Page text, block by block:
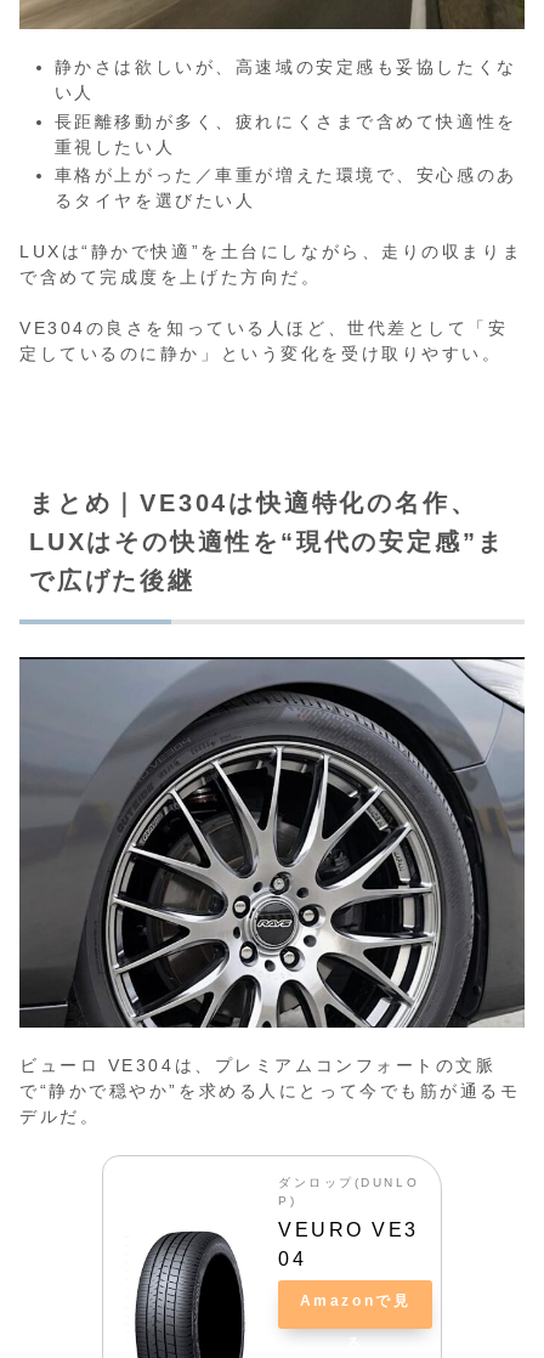
静かさは欲しいが、高速域の安定感も妥協したくな
い人
長距離移動が多く、疲れにくさまで含めて快適性を
重視したい人
車格が上がった／車重が増えた環境で、安心感のあ
るタイヤを選びたい人
LUXは“静かで快適”を土台にしながら、走りの収まりま
で含めて完成度を上げた方向だ。
VE304の良さを知っている人ほど、世代差として「安
定しているのに静か」という変化を受け取りやすい。
まとめ｜VE304は快適特化の名作、
LUXはその快適性を“現代の安定感”ま
で広げた後継
ビューロ VE304は、プレミアムコンフォートの文脈
で“静かで穏やか”を求める人にとって今でも筋が通るモ
デルだ。
ダンロップ(DUNLO
P)
VEURO VE3
04
Amazonで見